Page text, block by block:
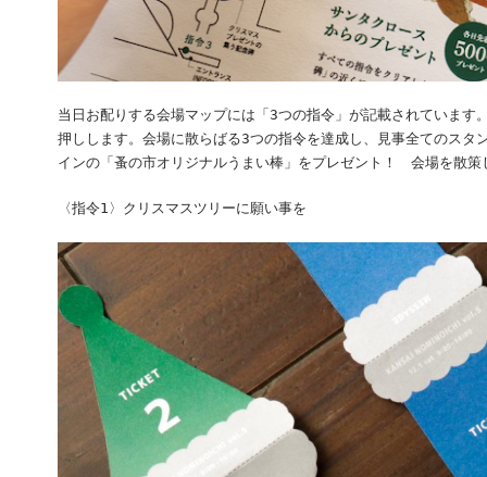
当日お配りする会場マップには「3つの指令」が記載されていま
押しします。会場に散らばる3つの指令を達成し、見事全てのス
インの「蚤の市オリジナルうまい棒」をプレゼント！ 会場を散
〈指令1〉クリスマスツリーに願い事を